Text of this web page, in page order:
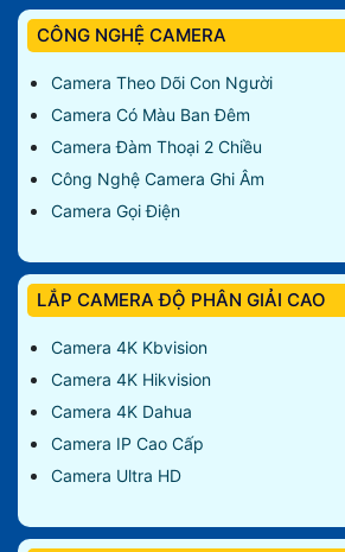
CÔNG NGHỆ CAMERA
Camera Theo Dõi Con Người
Camera Có Màu Ban Đêm
Camera Đàm Thoại 2 Chiều
Công Nghệ Camera Ghi Âm
Camera Gọi Điện
LẮP CAMERA ĐỘ PHÂN GIẢI CAO
Camera 4K Kbvision
Camera 4K Hikvision
Camera 4K Dahua
Camera IP Cao Cấp
Camera Ultra HD